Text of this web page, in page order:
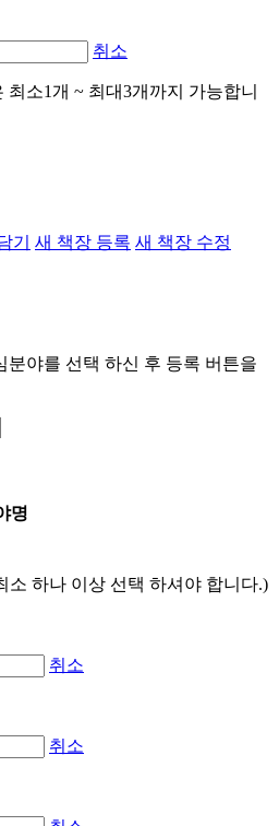
취소
소1개 ~ 최대3개까지 가능합니
기 새 책장 등록 새 책장 수정
분야를 선택 하신 후 등록 버튼을
명
소 하나 이상 선택 하셔야 합니다.)
취소
취소